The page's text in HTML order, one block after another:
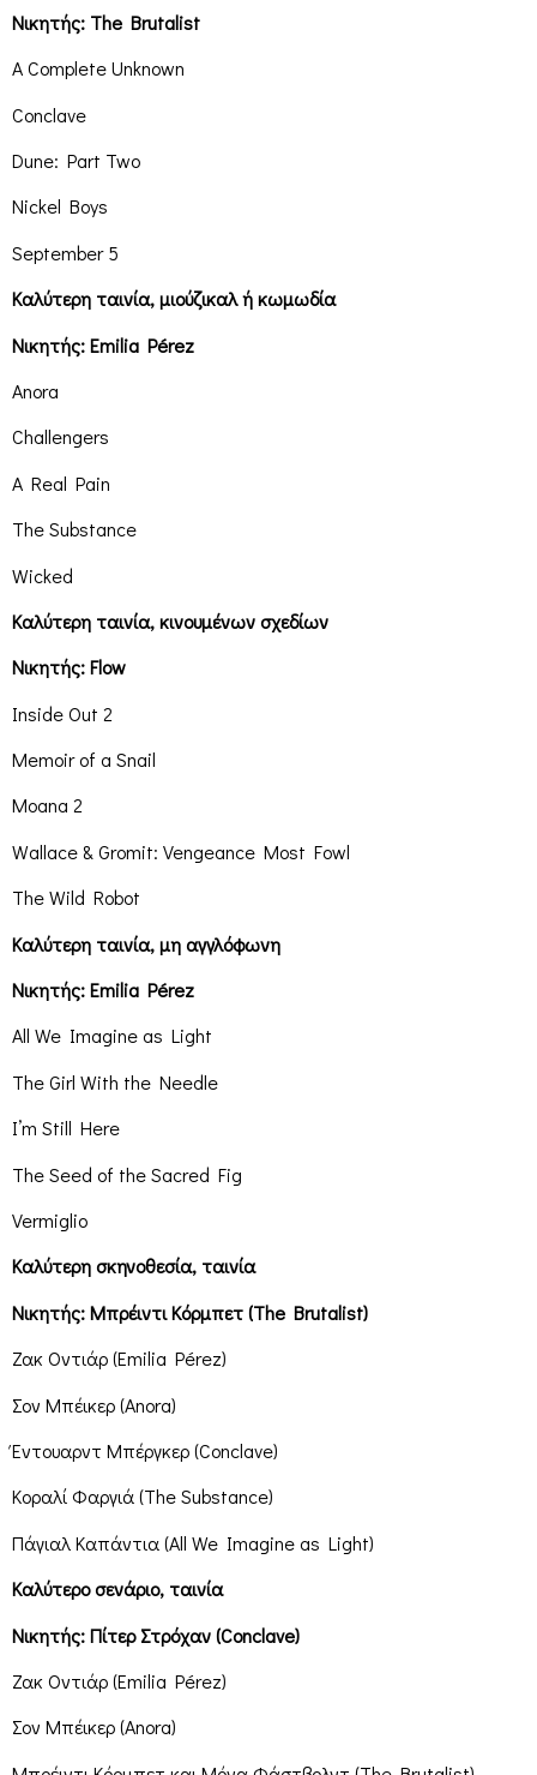
Νικητής: The Brutalist
A Complete Unknown
Conclave
Dune: Part Two
Nickel Boys
September 5
Καλύτερη ταινία, μιούζικαλ ή κωμωδία
Νικητής: Emilia Pérez
Anora
Challengers
A Real Pain
The Substance
Wicked
Καλύτερη ταινία, κινουμένων σχεδίων
Νικητής: Flow
Inside Out 2
Memoir of a Snail
Moana 2
Wallace & Gromit: Vengeance Most Fowl
The Wild Robot
Καλύτερη ταινία, μη αγγλόφωνη
Νικητής: Emilia Pérez
All We Imagine as Light
The Girl With the Needle
I’m Still Here
The Seed of the Sacred Fig
Vermiglio
Καλύτερη σκηνοθεσία, ταινία
Νικητής: Μπρέιντι Κόρμπετ (The Brutalist)
Ζακ Οντιάρ (Emilia Pérez)
Σον Μπέικερ (Anora)
Έντουαρντ Μπέργκερ (Conclave)
Κοραλί Φαργιά (The Substance)
Πάγιαλ Καπάντια (All We Imagine as Light)
Καλύτερο σενάριο, ταινία
Νικητής: Πίτερ Στρόχαν (Conclave)
Ζακ Οντιάρ (Emilia Pérez)
Σον Μπέικερ (Anora)